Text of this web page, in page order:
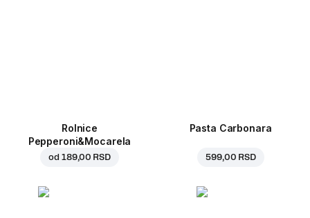
Rolnice
Pepperoni&Mocarela
od 189,00 RSD
Pasta Carbonara
599,00 RSD